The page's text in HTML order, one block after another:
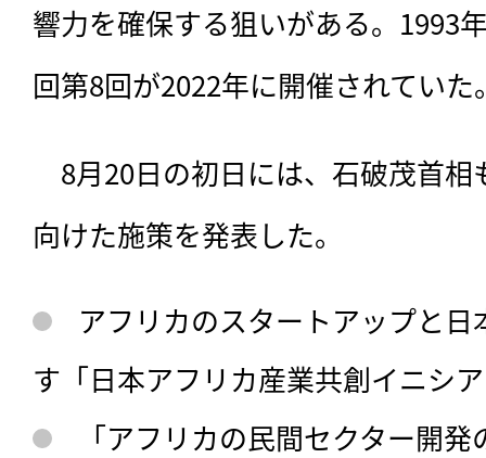
響力を確保する狙いがある。1993
回第8回が2022年に開催されていた
8月20日の初日には、石破茂首相
向けた施策を発表した。
アフリカのスタートアップと
す「日本アフリカ産業共創イニシ
「アフリカの民間セクター開